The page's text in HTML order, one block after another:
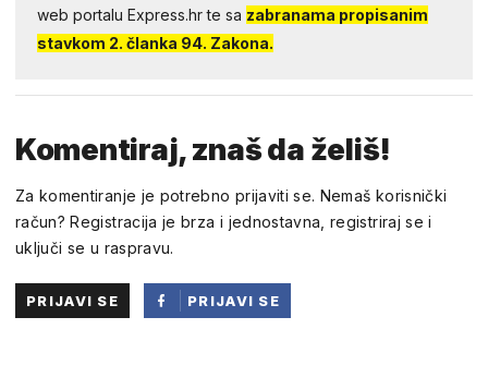
web portalu Express.hr te sa zabranama propisanim
stavkom 2. članka 94. Zakona.
Komentiraj, znaš da želiš!
Za komentiranje je potrebno prijaviti se. Nemaš korisnički
račun? Registracija je brza i jednostavna, registriraj se i
uključi se u raspravu.
PRIJAVI SE
PRIJAVI SE